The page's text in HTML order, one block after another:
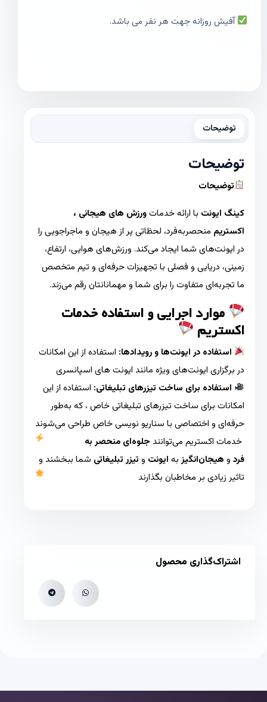
آفیش روزانه جهت هر نفر می باشد.
توضیحات
توضیحات
توضیحات
کینگ ایونت با ارائه خدماتورزش های هیجانی ،
اکستریم منحصربه‌فرد، لحظاتی پر از هیجان و ماجراجویی را
در ایونت‌های شما ایجاد می‌کند. ورزش‌های هوایی، ارتفاع،
زمینی، دریایی و فصلی با تجهیزات حرفه‌ای و تیم متخصص
ما تجربه‌ای متفاوت را برای شما و مهمانانتان رقم می‌زند.
موارد اجرایی و استفاده خدمات
اکستریم
استفاده در ایونت‌ها و رویدادها: استفاده از این امکانات
در برگزاری ایونت‌های ویژه مانند ایونت های اسپانسری
استفاده برای ساخت تیزرهای تبلیغاتی: استفاده از این
امکانات برای ساخت تیزرهای تبلیغاتی خاص ، که به‌طور
حرفه‌ای و اختصاصی با سناریو نویسی خاص طراحی می‌شوند
خدمات اکستریم می‌توانند جلوه‌ای منحصر به
فردو هیجان‌انگیزبه ایونت‌ و تیزر تبلیغاتی شما ببخشند و
تاثیر زیادی بر مخاطبان بگذارند
اشتراک‌گذاری محصول